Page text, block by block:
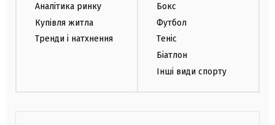
Аналітика ринку
Купівля житла
Тренди і натхнення
Бокс
Футбол
Теніс
Біатлон
Інші види спорту